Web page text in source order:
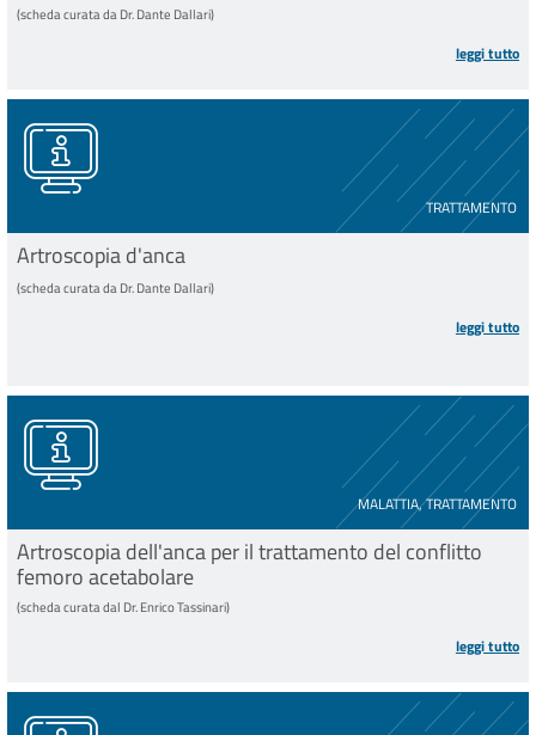
(scheda curata da Dr. Dante Dallari)
leggi tutto
TRATTAMENTO
Artroscopia d'anca
(scheda curata da Dr. Dante Dallari)
leggi tutto
MALATTIA, TRATTAMENTO
Artroscopia dell'anca per il trattamento del conflitto
femoro acetabolare
(scheda curata dal Dr. Enrico Tassinari)
leggi tutto